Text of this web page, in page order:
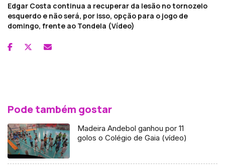
Edgar Costa continua a recuperar da lesão no tornozelo
esquerdo e não será, por isso, opção para o jogo de
domingo, frente ao Tondela (Vídeo)
Pode também gostar
Madeira Andebol ganhou por 11
golos o Colégio de Gaia (vídeo)